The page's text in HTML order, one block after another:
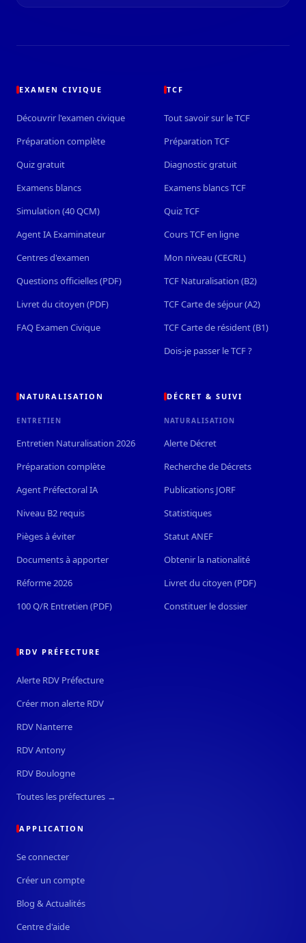
EXAMEN CIVIQUE
Découvrir l'examen civique
Préparation complète
Quiz gratuit
Examens blancs
Simulation (40 QCM)
Agent IA Examinateur
Centres d'examen
Questions officielles (PDF)
Livret du citoyen (PDF)
FAQ Examen Civique
TCF
Tout savoir sur le TCF
Préparation TCF
Diagnostic gratuit
Examens blancs TCF
Quiz TCF
Cours TCF en ligne
Mon niveau (CECRL)
TCF Naturalisation (B2)
TCF Carte de séjour (A2)
TCF Carte de résident (B1)
Dois-je passer le TCF ?
NATURALISATION
ENTRETIEN
Entretien Naturalisation 2026
Préparation complète
Agent Préfectoral IA
Niveau B2 requis
Pièges à éviter
Documents à apporter
Réforme 2026
100 Q/R Entretien (PDF)
DÉCRET & SUIVI
NATURALISATION
Alerte Décret
Recherche de Décrets
Publications JORF
Statistiques
Statut ANEF
Obtenir la nationalité
Livret du citoyen (PDF)
Constituer le dossier
RDV PRÉFECTURE
Alerte RDV Préfecture
Créer mon alerte RDV
RDV Nanterre
RDV Antony
RDV Boulogne
Toutes les préfectures →
APPLICATION
Se connecter
Créer un compte
Blog & Actualités
Centre d'aide